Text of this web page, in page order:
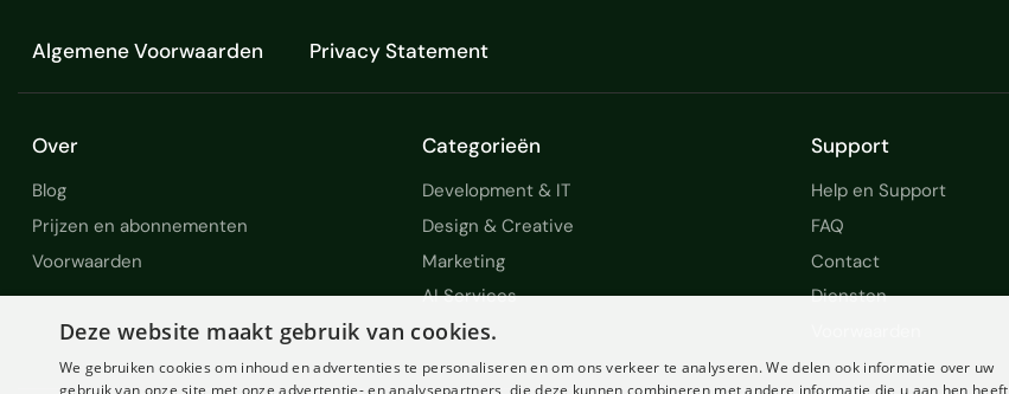
Algemene Voorwaarden Privacy Statement
Over
Blog
Prijzen en abonnementen
Voorwaarden
Categorieën
Development & IT
Design & Creative
Marketing
AI Services
Support
Help en Support
FAQ
Contact
Diensten
Deze website maakt gebruik van cookies.
We gebruiken cookies om inhoud en advertenties te personaliseren en om ons verkeer te analyseren. We delen ook informatie over uw
gebruik van onze site met onze advertentie- en analysepartners, die deze kunnen combineren met andere informatie die u aan hen heeft